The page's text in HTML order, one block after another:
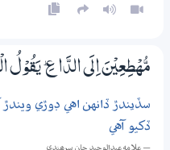
مُّهْطِعِيْنَ اِلَى الدَّاعِ ۭ يَقُوْلُ
سڏيندڙ ڏانهن اهي ڊوڙي
ڏکيو آهي
— علامه عبدالوحيد جان سرھندي